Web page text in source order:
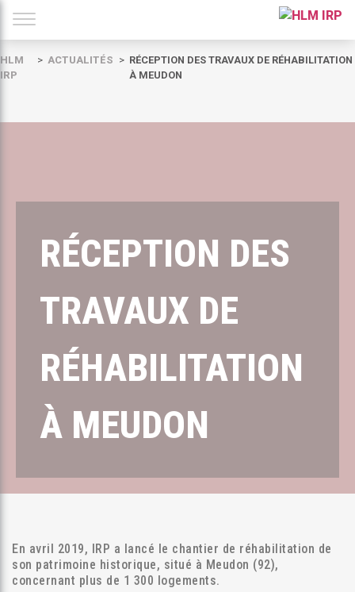
HLM
IRP
ACTUALITÉS
RÉCEPTION DES TRAVAUX DE RÉHABILITATION
À MEUDON
RÉCEPTION DES
TRAVAUX DE
RÉHABILITATION
À MEUDON
En avril 2019, IRP a lancé le chantier de réhabilitation de
son patrimoine historique, situé à Meudon (92),
concernant plus de 1 300 logements.